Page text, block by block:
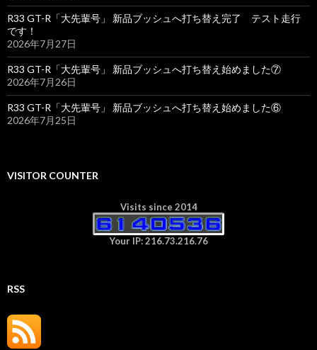
R33 GT-R「大先輩号」 新品ブッシュへ打ち替え完了 テスト走行
です！
2026年7月27日
R33 GT-R「大先輩号」 新品ブッシュへ打ち替え始めました⑦
2026年7月26日
R33 GT-R「大先輩号」 新品ブッシュへ打ち替え始めました⑥
2026年7月25日
VISITOR COUNTER
Visits since 2014
Your IP: 216.73.216.76
RSS